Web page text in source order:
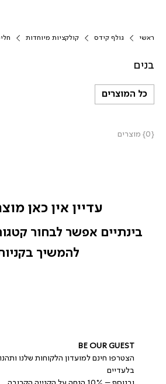
ראשי גולף קידס קולקציות מיוחדות
בנים
כל המוצרים
{0} מוצרים
עדיין אין כאן
בינתיים אפשר לבחור
להמשיך
BE OUR GUEST
בלעדיים